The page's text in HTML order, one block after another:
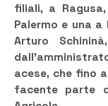
filiali, a
Palermo e una
Arturo
acese, che fino
facente parte